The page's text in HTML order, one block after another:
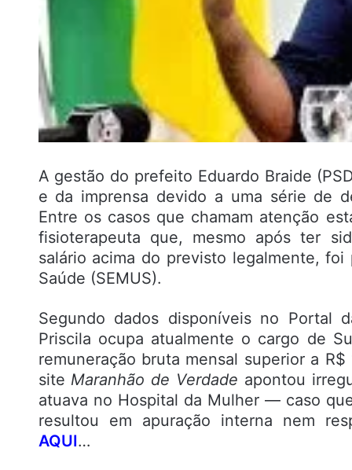
A gestão do prefeito Eduardo Braide
e da imprensa devido a uma série de
Entre os casos que chamam atenção
fisioterapeuta que, mesmo após ter
salário acima do previsto legalmente,
Saúde (SEMUS).
Segundo dados disponíveis no Portal
Priscila ocupa atualmente o cargo de
remuneração bruta mensal superior a
site Maranhão de Verdade apontou
atuava no Hospital da Mulher — caso
resultou em apuração interna nem
AQUI…